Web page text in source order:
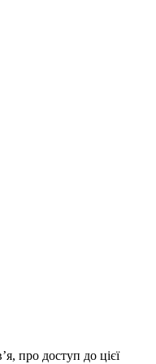
про доступ до цієї